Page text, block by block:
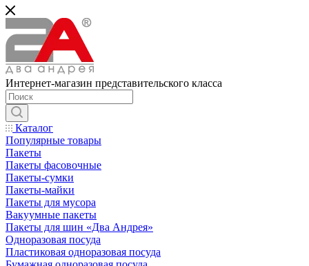
Интернет-магазин представительского класса
Каталог
Популярные товары
Пакеты
Пакеты фасовочные
Пакеты-сумки
Пакеты-майки
Пакеты для мусора
Вакуумные пакеты
Пакеты для шин «Два Андрея»
Одноразовая посуда
Пластиковая одноразовая посуда